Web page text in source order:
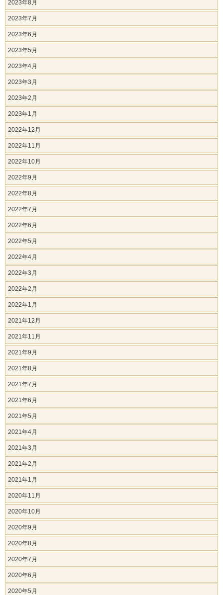
2023年8月
2023年7月
2023年6月
2023年5月
2023年4月
2023年3月
2023年2月
2023年1月
2022年12月
2022年11月
2022年10月
2022年9月
2022年8月
2022年7月
2022年6月
2022年5月
2022年4月
2022年3月
2022年2月
2022年1月
2021年12月
2021年11月
2021年9月
2021年8月
2021年7月
2021年6月
2021年5月
2021年4月
2021年3月
2021年2月
2021年1月
2020年11月
2020年10月
2020年9月
2020年8月
2020年7月
2020年6月
2020年5月